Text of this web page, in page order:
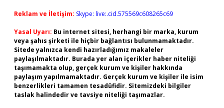
Reklam ve İletişim: Skype: live:.cid.575569c608265c69
Yasal Uyarı: Bu internet sitesi, herhangi bir marka, kurum
veya şahıs şirketi ile hiçbir bağlantısı bulunmamaktadır.
Sitede yalnızca kendi hazırladığımız makaleler
paylaşılmaktadır. Burada yer alan içerikler haber niteliği
taşımamakta olup, gerçek kurum ve kişiler hakkında
paylaşım yapılmamaktadır. Gerçek kurum ve kişiler ile isim
benzerlikleri tamamen tesadüfidir. Sitemizdeki bilgiler
taslak halindedir ve tavsiye niteliği taşımazlar.